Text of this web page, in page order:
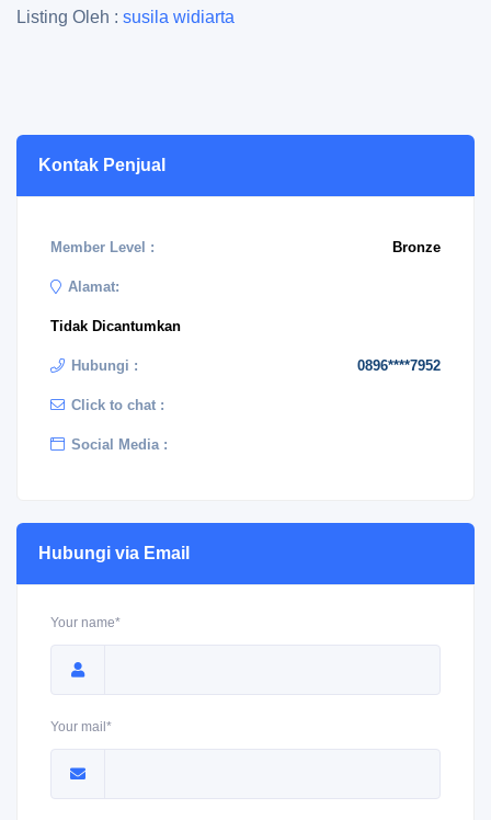
Listing Oleh : susila widiarta
Kontak Penjual
Member Level : Bronze
Alamat:
Tidak Dicantumkan
Hubungi : 0896****7952
Click to chat :
Social Media :
Hubungi via Email
Your name*
Your mail*